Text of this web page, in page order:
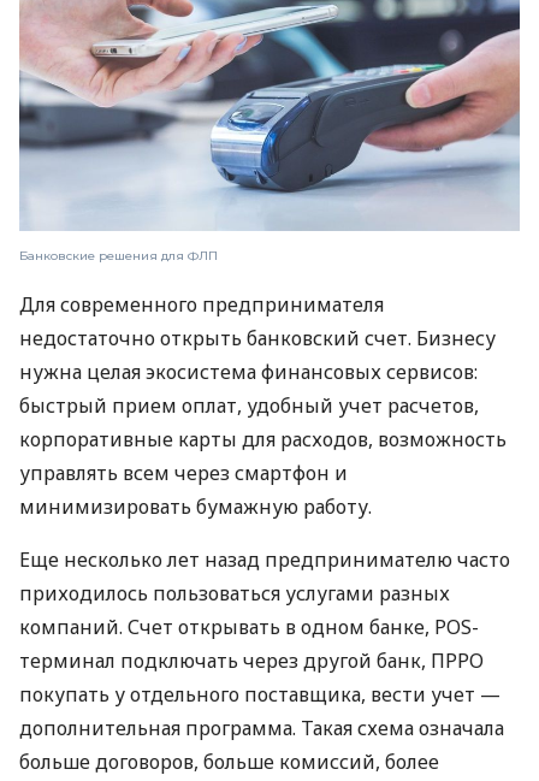
Банковские решения для ФЛП
Для современного предпринимателя
недостаточно открыть банковский счет. Бизнесу
нужна целая экосистема финансовых сервисов:
быстрый прием оплат, удобный учет расчетов,
корпоративные карты для расходов, возможность
управлять всем через смартфон и
минимизировать бумажную работу.
Еще несколько лет назад предпринимателю часто
приходилось пользоваться услугами разных
компаний. Счет открывать в одном банке, POS-
терминал подключать через другой банк, ПРРО
покупать у отдельного поставщика, вести учет —
дополнительная программа. Такая схема означала
больше договоров, больше комиссий, более